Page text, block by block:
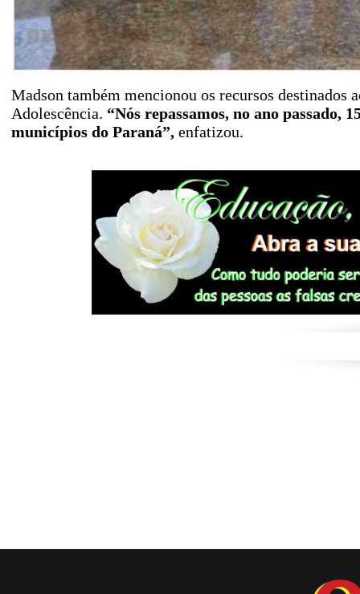
Madson também mencionou os recursos destinados
Adolescência. “Nós repassamos, no ano passado,
municípios do Paraná”, enfatizou.